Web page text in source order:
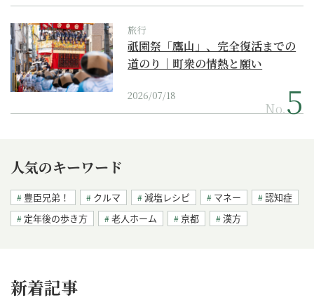
旅行
祇園祭「鷹山」、完全復活までの
道のり｜町衆の情熱と願い
2026/07/18
No.
人気のキーワード
豊臣兄弟！ クルマ 減塩レシピ マネー
認知症
定年後の歩き方
老人ホーム 京都 漢方
新着記事